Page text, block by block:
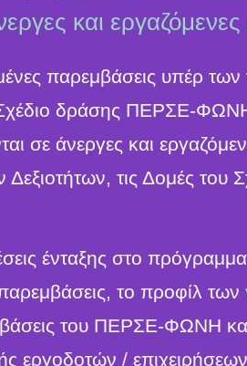
και εργαζόμενες
παρεμβάσεις υπέρ των
Σχέδιο δράσης ΠΕΡΣΕ-
σε άνεργες και
τις Δομές του
ένταξης στο
το προφίλ των
του ΠΕΡΣΕ-ΦΩΝΗ
εργοδοτών /